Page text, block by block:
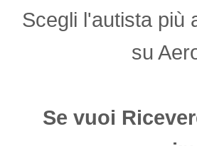
Scegli l'autista più
su
Se vuoi